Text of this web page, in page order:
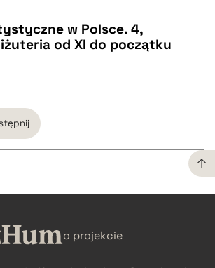
w Polsce. 4,
od XI do początku
o projekcie